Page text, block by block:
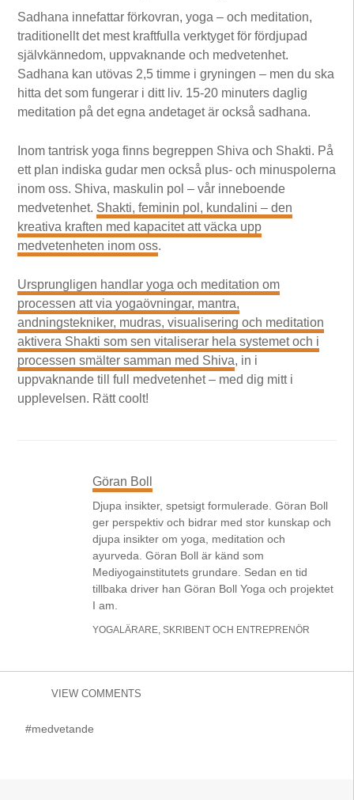
Sadhana innefattar förkovran, yoga – och meditation,
traditionellt det mest kraftfulla verktyget för fördjupad
självkännedom, uppvaknande och medvetenhet.
Sadhana kan utövas 2,5 timme i gryningen – men du ska
hitta det som fungerar i ditt liv. 15-20 minuters daglig
meditation på det egna andetaget är också sadhana.
Inom tantrisk yoga finns begreppen Shiva och Shakti. På
ett plan indiska gudar men också plus- och minuspolerna
inom oss. Shiva, maskulin pol – vår inneboende
medvetenhet. Shakti, feminin pol, kundalini – den
kreativa kraften med kapacitet att väcka upp
medvetenheten inom oss.
Ursprungligen handlar yoga och meditation om
processen att via yogaövningar, mantra,
andningstekniker, mudras, visualisering och meditation
aktivera Shakti som sen vitaliserar hela systemet och i
processen smälter samman med Shiva, in i
uppvaknande till full medvetenhet – med dig mitt i
upplevelsen. Rätt coolt!
Göran Boll
Djupa insikter, spetsigt formulerade. Göran Boll
ger perspektiv och bidrar med stor kunskap och
djupa insikter om yoga, meditation och
ayurveda. Göran Boll är känd som
Mediyogainstitutets grundare. Sedan en tid
tillbaka driver han Göran Boll Yoga och projektet
I am.
YOGALÄRARE, SKRIBENT OCH ENTREPRENÖR
VIEW COMMENTS
#medvetande